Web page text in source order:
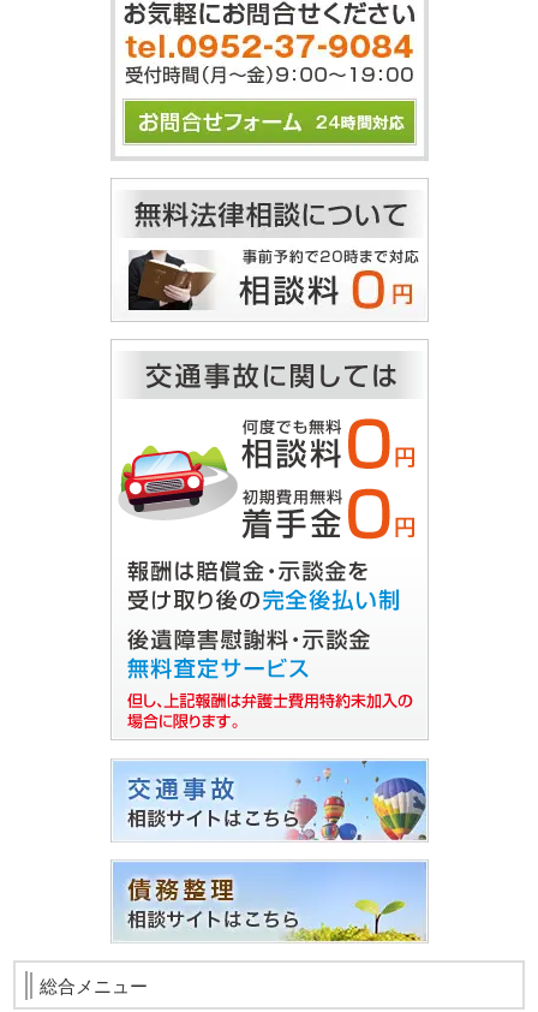
総合メニュー